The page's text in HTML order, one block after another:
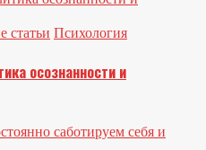
статьи Психология
осознанности и